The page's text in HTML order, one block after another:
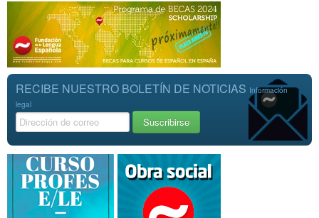
RECIBE NUESTRO BOLETÍN DE NOTICIAS Información
legal